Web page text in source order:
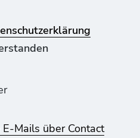
Mails über Contact